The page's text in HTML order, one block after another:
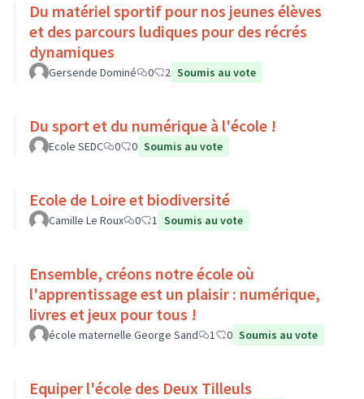
Du matériel sportif pour nos jeunes élèves
et des parcours ludiques pour des récrés
dynamiques
Gersende Dominé 0 2 Soumis au vote
Du sport et du numérique à l'école !
Ecole SEDC 0 0 Soumis au vote
Ecole de Loire et biodiversité
Camille Le Roux 0 1 Soumis au vote
Ensemble, créons notre école où
l'apprentissage est un plaisir : numérique,
livres et jeux pour tous !
école maternelle George Sand 1 0 Soumis au vote
Equiper l'école des Deux Tilleuls